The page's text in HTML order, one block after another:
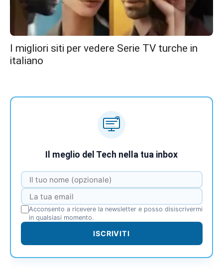
I migliori siti per vedere Serie TV turche in
italiano
Il meglio del Tech nella tua inbox
Acconsento a ricevere la newsletter e posso disiscrivermi
in qualsiasi momento.
ISCRIVITI